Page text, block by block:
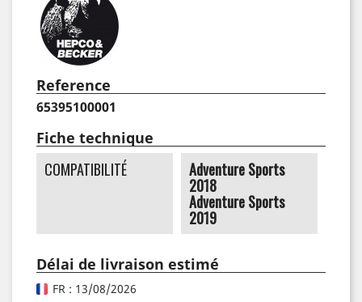
Reference
65395100001
Fiche technique
COMPATIBILITÉ Adventure Sports
2018
Adventure Sports
2019
Délai de livraison estimé
FR : 13/08/2026